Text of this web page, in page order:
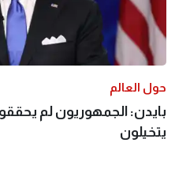
حول العالم
بايدن: الجمهوريون لم يحققوا
يتخيلون